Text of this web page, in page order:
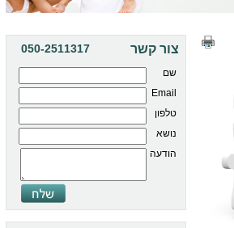
050-2511317 צור קשר
שם
Email
טלפון
נושא
הודעה